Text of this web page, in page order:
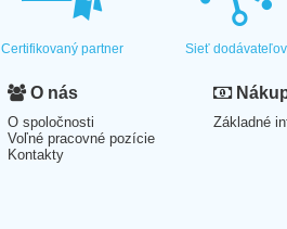
Certifikovaný partner Sieť dodávateľov
O nás
O spoločnosti
Voľné pracovné pozície
Kontakty
Základné